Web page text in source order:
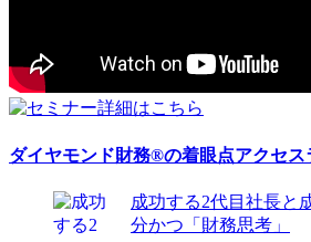
ダイヤモンド財務®の着眼点アクセス
成功する2代目社長と
分かつ「財務思考」